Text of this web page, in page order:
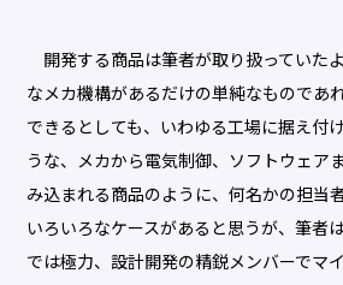
開発する商品は筆者が取り扱っていた
なメカ機構があるだけの単純なものであ
できるとしても、いわゆる工場に据え付
うな、メカから電気制御、ソフトウェア
み込まれる商品のように、何名かの担当
いろいろなケースがあると思うが、筆者
では極力、設計開発の精鋭メンバーでマ